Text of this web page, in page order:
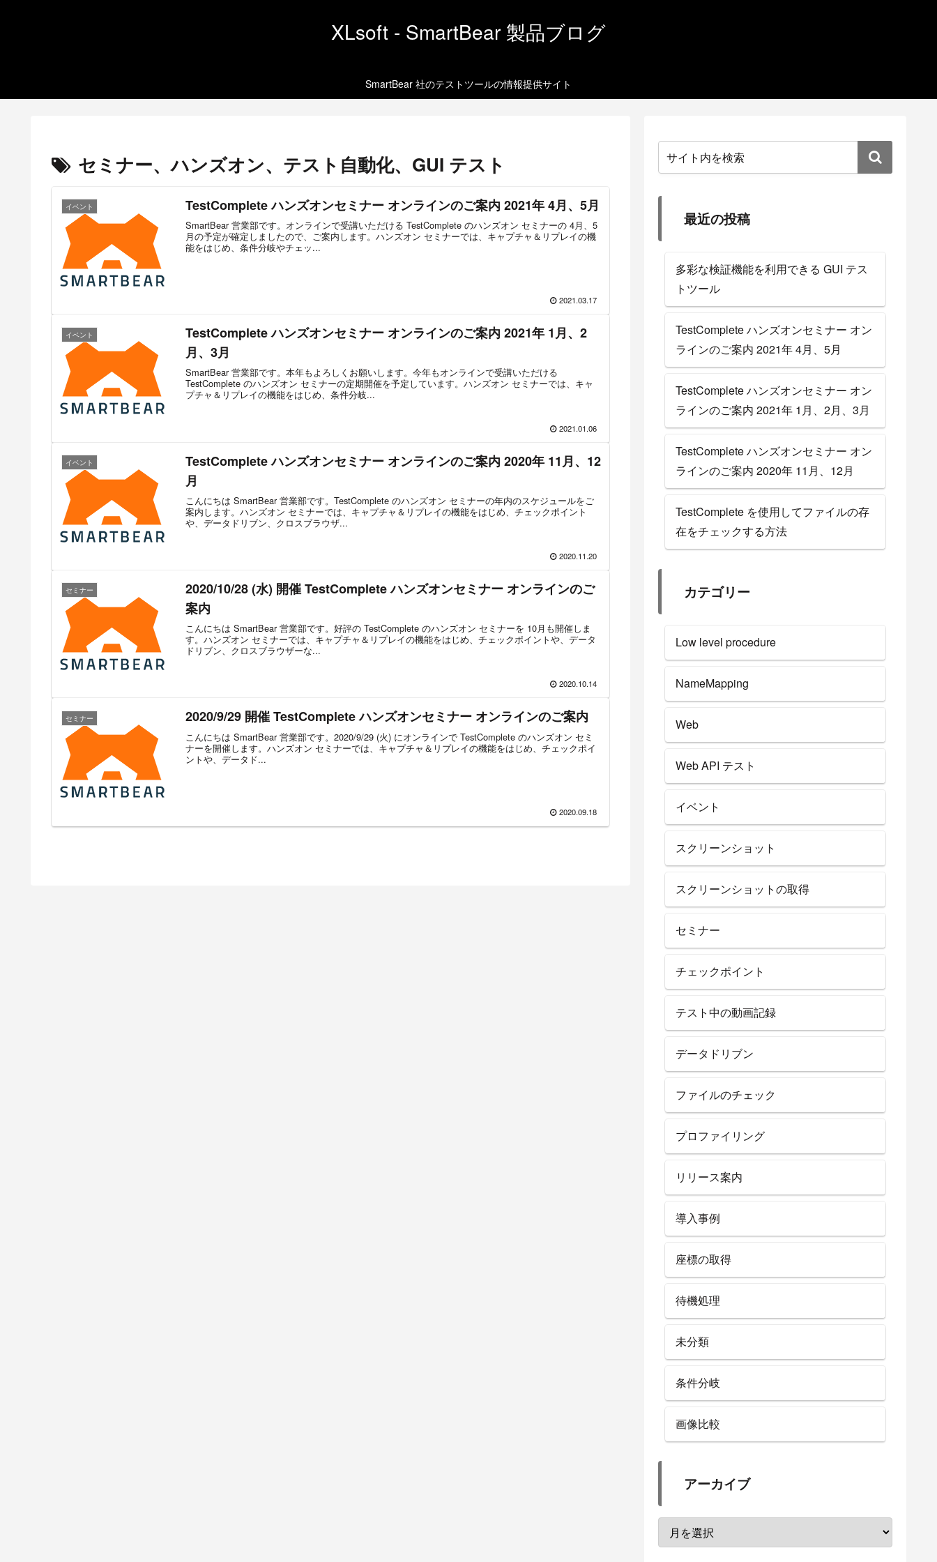
XLsoft - SmartBear 製品ブログ
SmartBear 社のテストツールの情報提供サイト
セミナー、ハンズオン、テスト自動化、GUI テスト
イベント TestComplete ハンズオンセミナー オンラインのご案内 2021年 4月、5月
SmartBear 営業部です。オンラインで受講いただける TestComplete のハンズオン セミナーの 4月、5
月の予定が確定しましたので、ご案内します。ハンズオン セミナーでは、キャプチャ＆リプレイの機
能をはじめ、条件分岐やチェッ...
2021.03.17
イベント
TestComplete ハンズオンセミナー オンラインのご案内 2021年 1月、2
月、3月
SmartBear 営業部です。本年もよろしくお願いします。今年もオンラインで受講いただける
TestComplete のハンズオン セミナーの定期開催を予定しています。ハンズオン セミナーでは、キャ
プチャ＆リプレイの機能をはじめ、条件分岐...
2021.01.06
イベント
TestComplete ハンズオンセミナー オンラインのご案内 2020年 11月、12
月
こんにちは SmartBear 営業部です。TestComplete のハンズオン セミナーの年内のスケジュールをご
案内します。ハンズオン セミナーでは、キャプチャ＆リプレイの機能をはじめ、チェックポイント
や、データドリブン、クロスブラウザ...
2020.11.20
セミナー
2020/10/28 (水) 開催 TestComplete ハンズオンセミナー オンラインのご
案内
こんにちは SmartBear 営業部です。好評の TestComplete のハンズオン セミナーを 10月も開催しま
す。ハンズオン セミナーでは、キャプチャ＆リプレイの機能をはじめ、チェックポイントや、データ
ドリブン、クロスブラウザーな...
2020.10.14
セミナー 2020/9/29 開催 TestComplete ハンズオンセミナー オンラインのご案内
こんにちは SmartBear 営業部です。2020/9/29 (火) にオンラインで TestComplete のハンズオン セミ
ナーを開催します。ハンズオン セミナーでは、キャプチャ＆リプレイの機能をはじめ、チェックポイ
ントや、データド...
2020.09.18
最近の投稿
多彩な検証機能を利用できる GUI テス
トツール
TestComplete ハンズオンセミナー オン
ラインのご案内 2021年 4月、5月
TestComplete ハンズオンセミナー オン
ラインのご案内 2021年 1月、2月、3月
TestComplete ハンズオンセミナー オン
ラインのご案内 2020年 11月、12月
TestComplete を使用してファイルの存
在をチェックする方法
カテゴリー
Low level procedure
NameMapping
Web
Web API テスト
イベント
スクリーンショット
スクリーンショットの取得
セミナー
チェックポイント
テスト中の動画記録
データドリブン
ファイルのチェック
プロファイリング
リリース案内
導入事例
座標の取得
待機処理
未分類
条件分岐
画像比較
アーカイブ